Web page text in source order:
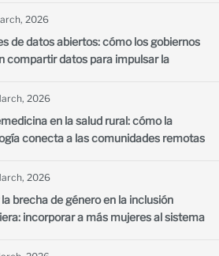
2026
de datos abiertos: cómo los gobiernos
compartir datos para impulsar la
2026
en la salud rural: cómo la
conecta a las comunidades remotas
2026
brecha de género en la inclusión
incorporar a más mujeres al sistema